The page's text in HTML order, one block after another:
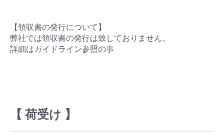
【領収書の発行について】
弊社では領収書の発行は致しておりません。
詳細はガイドライン参照の事
【 荷受け 】